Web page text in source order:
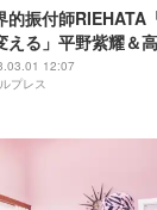
的振付師RIEHATA
える」平野紫耀＆
“もう1個武器を増や
12:07
プレス